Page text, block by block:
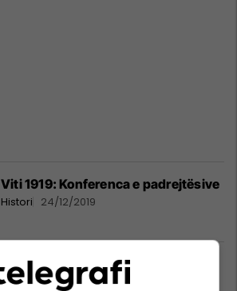
Viti 1919: Konferenca e padrejtësive
Histori 24/12/2019
Nafta e shpëtoi Shqipërinë nga
Traktati i fshehtë i Londrës